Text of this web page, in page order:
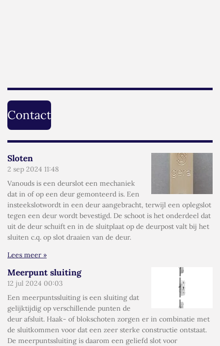
Contact
Sloten
2 sep 2024 11:48
Vanouds is een deurslot een mechaniek
dat in of op een deur gemonteerd is. Een
insteekslotwordt in een deur aangebracht, terwijl een oplegslot
tegen een deur wordt bevestigd. De schoot is het onderdeel dat
uit de deur schuift en in de sluitplaat op de deurpost valt bij het
sluiten c.q. op slot draaien van de deur.
Lees meer »
Meerpunt sluiting
12 jul 2024 00:03
Een meerpuntssluiting is een sluiting dat
gelijktijdig op verschillende punten de
deur afsluit. Haak- of blokschoten zorgen er in combinatie met
de sluitkommen voor dat een zeer sterke constructie ontstaat.
De meerpuntssluiting is daarom een geliefd slot voor